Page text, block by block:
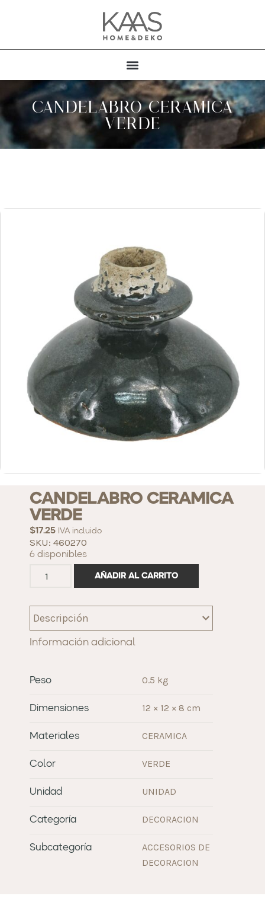
CANDELABRO CERAMICA
VERDE
CANDELABRO CERAMICA
VERDE
$17.25 IVA incluido
SKU: 460270
6 disponibles
AÑADIR AL CARRITO
Descripción
Información adicional
Peso 0.5 kg
Dimensiones 12 × 12 × 8 cm
Materiales CERAMICA
Color VERDE
Unidad UNIDAD
Categoría DECORACION
Subcategoría
ACCESORIOS DE
DECORACION